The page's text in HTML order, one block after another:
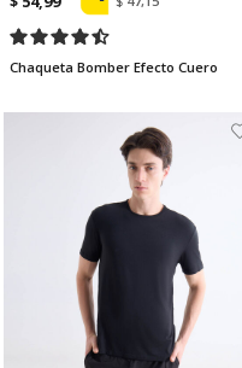
Chaqueta Bomber Efecto Cuero